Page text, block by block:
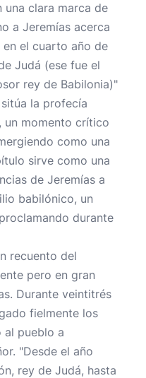
una clara marca de
a Jeremías acerca
el cuarto año de
Judá (ese fue el
rey de Babilonia)"
la profecía
un momento crítico
como una
sirve como una
de Jeremías a
babilónico, un
durante
recuento del
pero en gran
Durante veintitrés
fielmente los
al pueblo a
"Desde el año
rey de Judá, hasta